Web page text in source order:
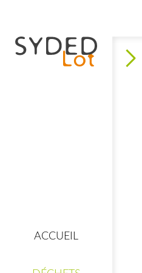
ACCUEIL
Mes consignes de